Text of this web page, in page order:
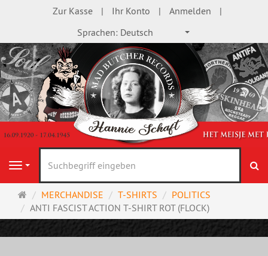
Zur Kasse Ihr Konto
Anmelden
Sprachen: Deutsch
Navigation
Startseite
MERCHANDISE T-SHIRTS
POLITICS
ANTI FASCIST ACTION T-SHIRT ROT (FLOCK)